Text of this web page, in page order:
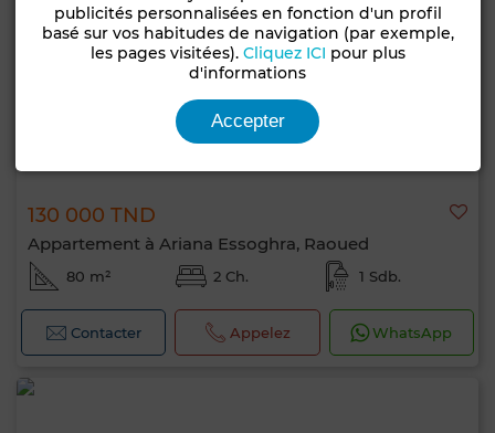
130 000 TND
Appartement à Ariana Essoghra, Raoued
80 m² 2 Ch. 1 Sdb.
Contacter Appelez WhatsApp
publicités personnalisées en fonction d'un profil
basé sur vos habitudes de navigation (par exemple,
les pages visitées). Cliquez ICI pour plus
d'informations
Accepter